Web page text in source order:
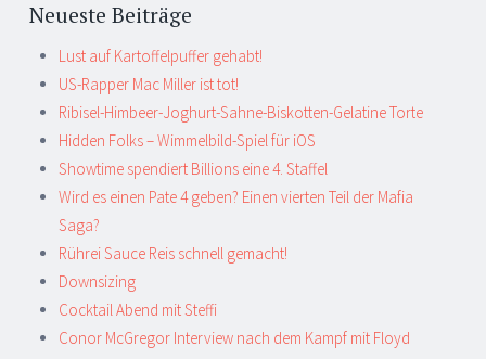
Neueste Beiträge
Lust auf Kartoffelpuffer gehabt!
US-Rapper Mac Miller ist tot!
Ribisel-Himbeer-Joghurt-Sahne-Biskotten-Gelatine Torte
Hidden Folks – Wimmelbild-Spiel für iOS
Showtime spendiert Billions eine 4. Staffel
Wird es einen Pate 4 geben? Einen vierten Teil der Mafia
Saga?
Rührei Sauce Reis schnell gemacht!
Downsizing
Cocktail Abend mit Steffi
Conor McGregor Interview nach dem Kampf mit Floyd